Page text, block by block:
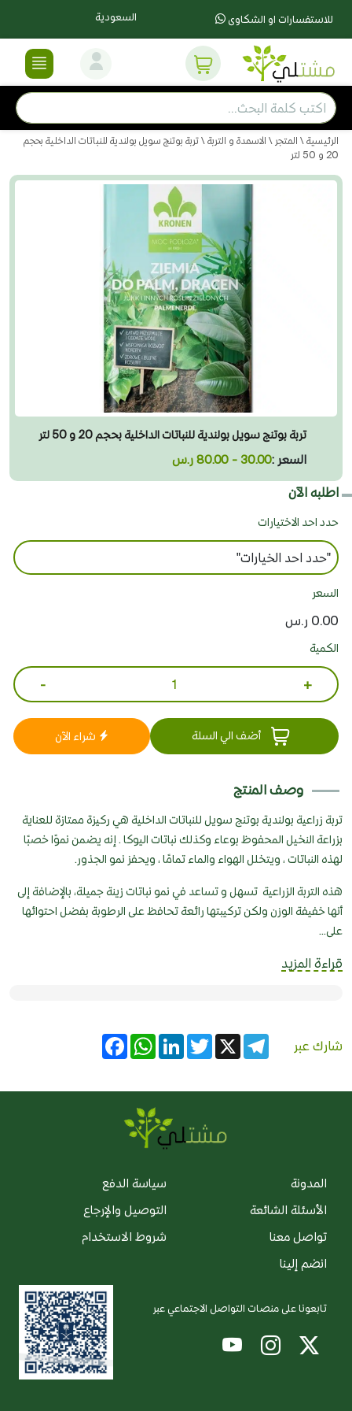
للاستفسارات او الشكاوى السعودية
الرئيسية \ المتجر \ الاسمدة و التربة \ تربة بوتنج سويل بولندية للنباتات الداخلية بحجم
20 و 50 لتر
تربة بوتنج سويل بولندية للنباتات الداخلية بحجم 20 و 50 لتر
السعر :30.00 - 80.00 ر.س
اطلبه الآن
حدد احد الاختيارات
السعر
0.00 ر.س
الكمية
+
-
أضف الي السلة شراء الآن
وصف المنتج
تربة زراعية بولندية بوتنج سويل للنباتات الداخلية هي ركيزة ممتازة للعناية
بزراعة النخيل المحفوظ بوعاء وكذلك نباتات اليوكا . إنه يضمن نموًا خصبًا
لهذه النباتات ، ويتخلل الهواء والماء تمامًا ، ويحفز نمو الجذور.
هذه التربة الزراعية تسهل و تساعد في نمو نباتات زينة جميلة، بالإضافة إلى
أنها خفيفة الوزن ولكن تركيبتها رائعة تحافظ على الرطوبة بفضل احتوائها
على...
قراءة المزيد
شارك عبر FacebookWhatsAppLinkedInTwitter X
Telegram
المدونة
الأسئلة الشائعة
تواصل معنا
انضم إلينا
سياسة الدفع
التوصيل والإرجاع
شروط الاستخدام
تابعونا على منصات التواصل الاجتماعي عبر